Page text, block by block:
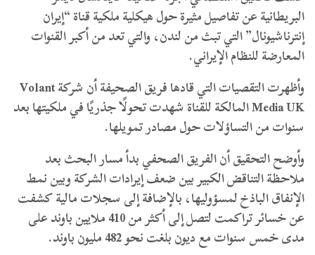
البريطانية عن تفاصيل مثيرة حول هيكلية ملكية قناة “إيران
إنترناشيونال” التي تبث من لندن، والتي تعد من أكبر القنوات
المعارضة للنظام الإيراني.
وأظهرت التقصيات التي قادها فريق الصحيفة أن شركة Volant
Media UK المالكة للقناة شهدت تحولًا جذريًا في ملكيتها بعد
سنوات من التساؤلات حول مصادر تمويلها.
وأوضح التحقيق أن الفريق الصحفي بدأ مسار البحث بعد
ملاحظة التناقض الكبير بين ضعف إيرادات الشركة وبين نمط
الإنفاق الباذخ لمسؤوليها، بالإضافة إلى سجلات مالية كشفت
عن خسائر تراكمت لتصل إلى أكثر من 410 ملايين باوند على
مدى خمس سنوات مع ديون بلغت نحو 482 مليون باوند.